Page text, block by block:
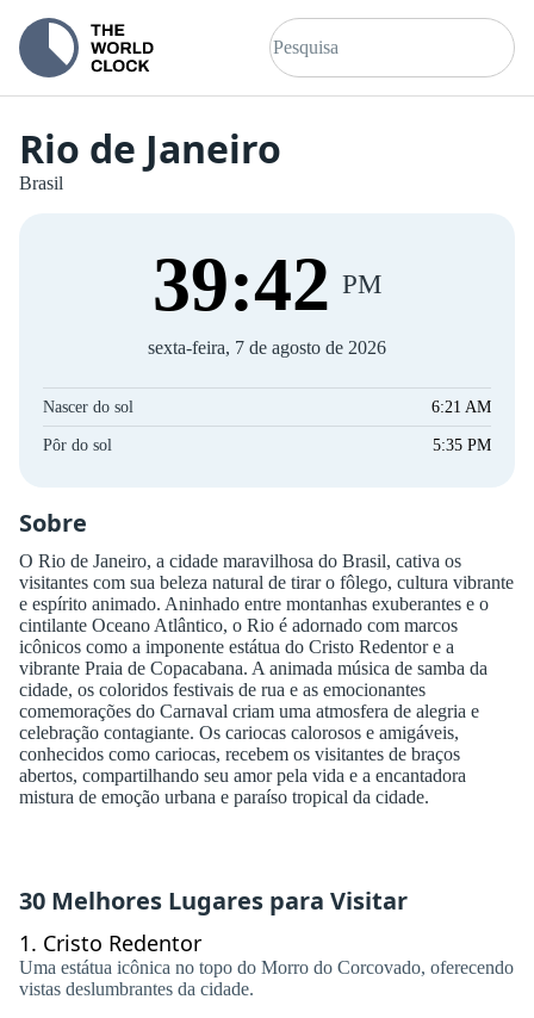
Rio de Janeiro
Brasil
39:42 PM
sexta-feira, 7 de agosto de 2026
Nascer do sol 6:21 AM
Pôr do sol 5:35 PM
Sobre
O Rio de Janeiro, a cidade maravilhosa do Brasil, cativa os
visitantes com sua beleza natural de tirar o fôlego, cultura vibrante
e espírito animado. Aninhado entre montanhas exuberantes e o
cintilante Oceano Atlântico, o Rio é adornado com marcos
icônicos como a imponente estátua do Cristo Redentor e a
vibrante Praia de Copacabana. A animada música de samba da
cidade, os coloridos festivais de rua e as emocionantes
comemorações do Carnaval criam uma atmosfera de alegria e
celebração contagiante. Os cariocas calorosos e amigáveis,
conhecidos como cariocas, recebem os visitantes de braços
abertos, compartilhando seu amor pela vida e a encantadora
mistura de emoção urbana e paraíso tropical da cidade.
30 Melhores Lugares para Visitar
1. Cristo Redentor
Uma estátua icônica no topo do Morro do Corcovado, oferecendo
vistas deslumbrantes da cidade.